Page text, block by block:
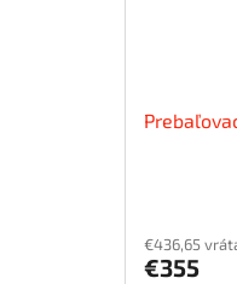
€436,65
€355